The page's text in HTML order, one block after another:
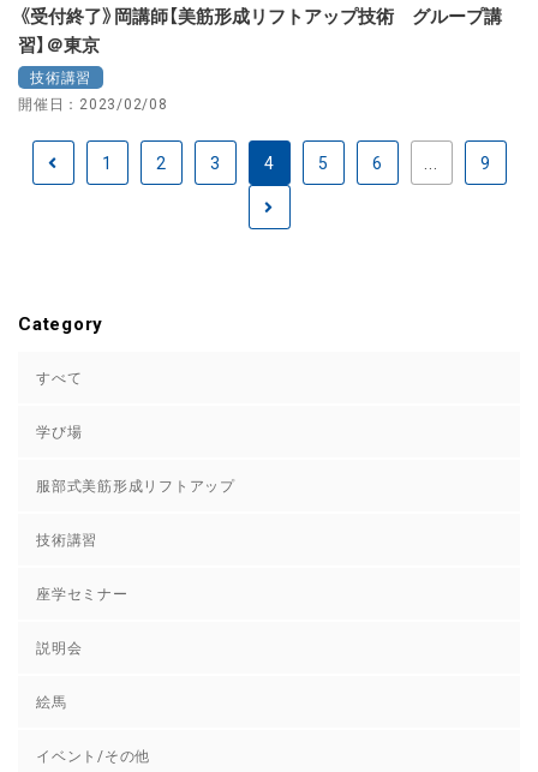
《受付終了》岡講師【美筋形成リフトアップ技術 グループ講
習】＠東京
技術講習
開催日：2023/02/08
1 2 3 4 5 6 9
Category
すべて
学び場
服部式美筋形成リフトアップ
技術講習
座学セミナー
説明会
絵馬
イベント/その他